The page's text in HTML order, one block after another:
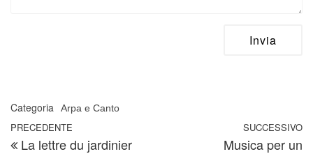
Categoria Arpa e Canto
Navigazione articoli
Articolo precedente
PRECEDENTE
La lettre du jardinier
SUCCESSIVO
Musica per un